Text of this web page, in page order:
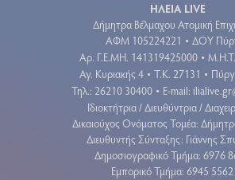
ΗΛΕΙΑ LIVE
Δήμητρα Βέλμαχου Ατομική
ΑΦΜ 105224221 • ΔΟΥ
Aρ. Γ.Ε.ΜΗ. 141319425000 •
Αγ. Κυριακής 4 • Τ.Κ. 27131 •
Τηλ.: 26210 30400 • E-mail:
Ιδιοκτήτρια / Διευθύντρια /
Δικαιούχος Ονόματος Τομέα:
Διευθυντής Σύνταξης: Γιάννης
Δημοσιογραφικό Τμήμα: 6976
Εμπορικό Τμήμα: 6945